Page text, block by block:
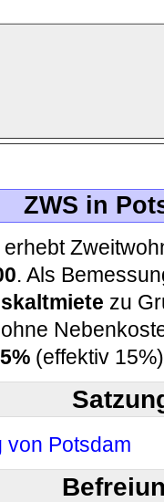
ZWS in
erhebt
. Als
zu
(effektiv
von Potsdam